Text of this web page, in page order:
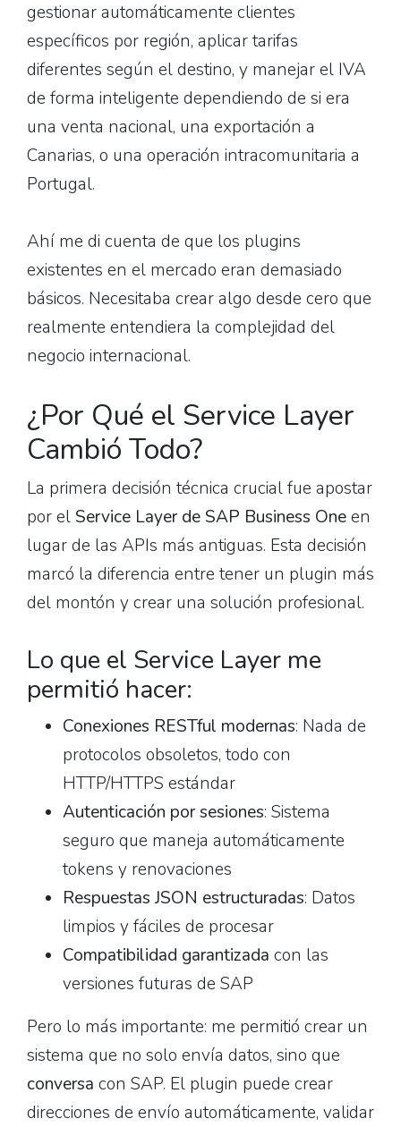
gestionar automáticamente clientes
específicos por región, aplicar tarifas
diferentes según el destino, y manejar el IVA
de forma inteligente dependiendo de si era
una venta nacional, una exportación a
Canarias, o una operación intracomunitaria a
Portugal.
Ahí me di cuenta de que los plugins
existentes en el mercado eran demasiado
básicos. Necesitaba crear algo desde cero que
realmente entendiera la complejidad del
negocio internacional.
¿Por Qué el Service Layer
Cambió Todo?
La primera decisión técnica crucial fue apostar
por el Service Layer de SAP Business Oneen
lugar de las APIs más antiguas. Esta decisión
marcó la diferencia entre tener un plugin más
del montón y crear una solución profesional.
Lo que el Service Layer me
permitió hacer:
Conexiones RESTful modernas: Nada de
protocolos obsoletos, todo con
HTTP/HTTPS estándar
Autenticación por sesiones: Sistema
seguro que maneja automáticamente
tokens y renovaciones
Respuestas JSON estructuradas: Datos
limpios y fáciles de procesar
Compatibilidad garantizada con las
versiones futuras de SAP
Pero lo más importante: me permitió crear un
sistema que no solo envía datos, sino que
conversa con SAP. El plugin puede crear
direcciones de envío automáticamente, validar